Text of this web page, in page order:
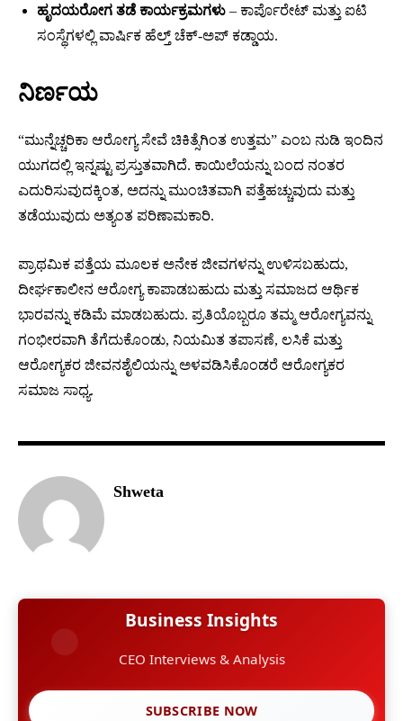
ಹೃದಯರೋಗ ತಡೆ ಕಾರ್ಯಕ್ರಮಗಳು – ಕಾರ್ಪೊರೇಟ್ ಮತ್ತು ಐಟಿ
ಸಂಸ್ಥೆಗಳಲ್ಲಿ ವಾರ್ಷಿಕ ಹೆಲ್ತ್ ಚೆಕ್-ಅಪ್ ಕಡ್ಡಾಯ.
ನಿರ್ಣಯ
“ಮುನ್ನೆಚ್ಚರಿಕಾ ಆರೋಗ್ಯ ಸೇವೆ ಚಿಕಿತ್ಸೆಗಿಂತ ಉತ್ತಮ” ಎಂಬ ನುಡಿ ಇಂದಿನ
ಯುಗದಲ್ಲಿ ಇನ್ನಷ್ಟು ಪ್ರಸ್ತುತವಾಗಿದೆ. ಕಾಯಿಲೆಯನ್ನು ಬಂದ ನಂತರ
ಎದುರಿಸುವುದಕ್ಕಿಂತ, ಅದನ್ನು ಮುಂಚಿತವಾಗಿ ಪತ್ತೆಹಚ್ಚುವುದು ಮತ್ತು
ತಡೆಯುವುದು ಅತ್ಯಂತ ಪರಿಣಾಮಕಾರಿ.
ಪ್ರಾಥಮಿಕ ಪತ್ತೆಯ ಮೂಲಕ ಅನೇಕ ಜೀವಗಳನ್ನು ಉಳಿಸಬಹುದು,
ದೀರ್ಘಕಾಲೀನ ಆರೋಗ್ಯ ಕಾಪಾಡಬಹುದು ಮತ್ತು ಸಮಾಜದ ಆರ್ಥಿಕ
ಭಾರವನ್ನು ಕಡಿಮೆ ಮಾಡಬಹುದು. ಪ್ರತಿಯೊಬ್ಬರೂ ತಮ್ಮ ಆರೋಗ್ಯವನ್ನು
ಗಂಭೀರವಾಗಿ ತೆಗೆದುಕೊಂಡು, ನಿಯಮಿತ ತಪಾಸಣೆ, ಲಸಿಕೆ ಮತ್ತು
ಆರೋಗ್ಯಕರ ಜೀವನಶೈಲಿಯನ್ನು ಅಳವಡಿಸಿಕೊಂಡರೆ ಆರೋಗ್ಯಕರ
ಸಮಾಜ ಸಾಧ್ಯ.
Shweta
Business Insights
CEO Interviews & Analysis
SUBSCRIBE NOW